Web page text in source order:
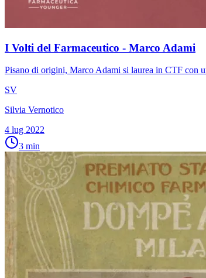
I Volti del Farmaceutico - Marco Adami
Pisano di origini, Marco Adami si laurea in CTF con
SV
Silvia Vernotico
4 lug 2022
3 min